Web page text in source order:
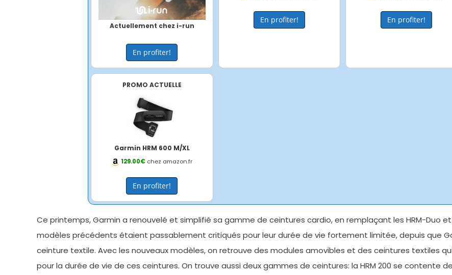
Actuellement chez i-run
En profiter!
En profiter! En profiter!
PROMO ACTUELLE
Garmin HRM 600 M/XL
129.00€ chez amazon.fr
En profiter!
Ce printemps, Garmin a renouvelé et simplifié sa gamme de ceintures cardio, en remplaçant les HRM-Duo et
modèles précédents étaient passablement critiqués pour leur durée de vie fortement limitée, depuis que
ceinture textile. Avec les nouveaux modèles, on retrouve des modules amovibles et des ceintures textiles
pour la durée de vie de ces ceintures. On trouve aussi deux gammes de ceintures: la HRM 200 se contente